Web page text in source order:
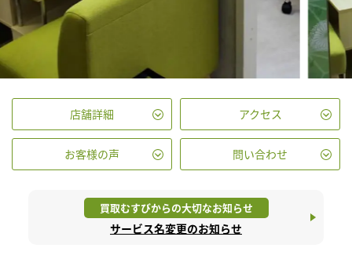
店舗詳細 アクセス
お客様の声 問い合わせ
買取むすびからの大切なお知らせ
サービス名変更のお知らせ